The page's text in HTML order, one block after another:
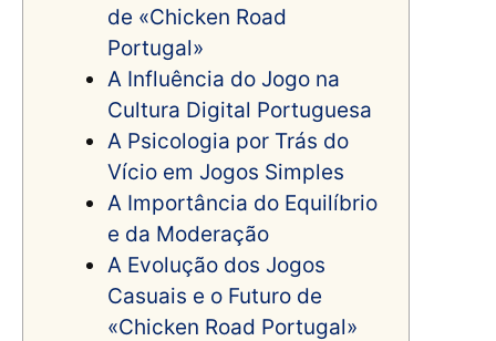
de «Chicken Road
Portugal»
A Influência do Jogo na
Cultura Digital Portuguesa
A Psicologia por Trás do
Vício em Jogos Simples
A Importância do Equilíbrio
e da Moderação
A Evolução dos Jogos
Casuais e o Futuro de
«Chicken Road Portugal»